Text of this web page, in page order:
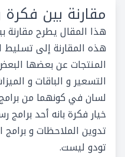
مقارنة بين
هذا المقال يطرح
هذه المقارنة إلى
المنتجات عن بعضها
التسعير و الباقات و
لسان في كونهما من برامج
خيار فكرة بانه أحد برامج
تدوين الملاحظات و
تودو ليست.